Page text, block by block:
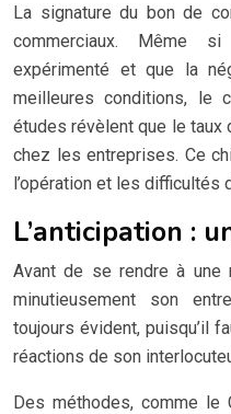
La signature du bon de
commerciaux. Même
expérimenté et que la
meilleures conditions, le
études révèlent que le taux
chez les entreprises. Ce
l’opération et les difficultés
L’anticipation :
Avant de se rendre à une
minutieusement son
toujours évident, puisqu’il
réactions de son
Des méthodes, comme le